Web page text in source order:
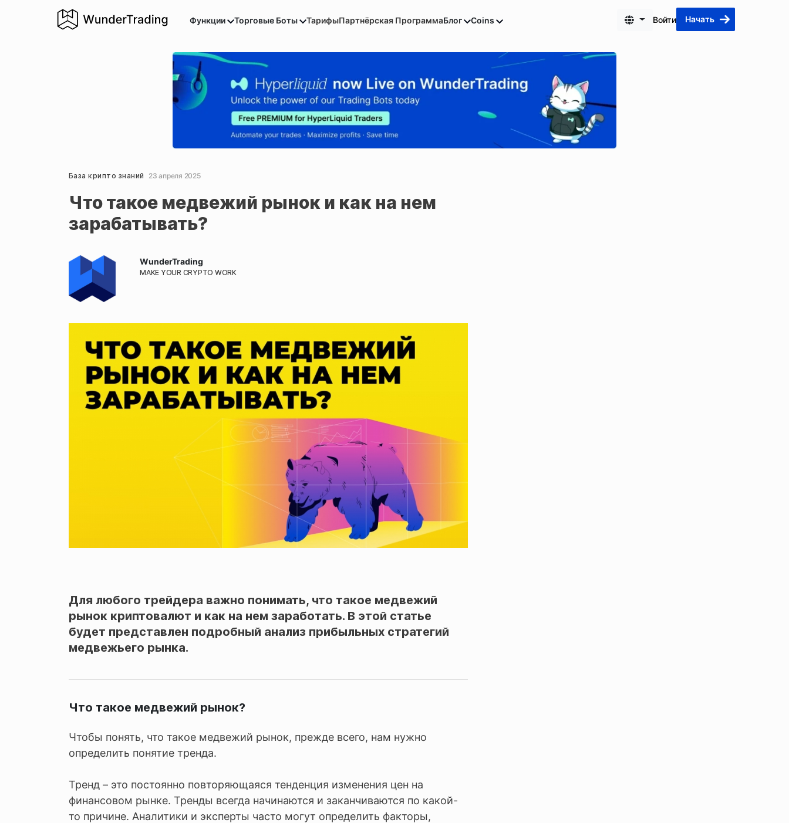
Функции Торговые Боты ТарифыПартнёрская ПрограммаБлог Coins Войти Начать
База крипто знаний 23 апреля 2025
Что такое медвежий рынок и как на нем
зарабатывать?
WunderTrading
MAKE YOUR CRYPTO WORK
Для любого трейдера важно понимать, что такое медвежий
рынок криптовалют и как на нем заработать. В этой статье
будет представлен подробный анализ прибыльных стратегий
медвежьего рынка.
Что такое медвежий рынок?
Чтобы понять, что такое медвежий рынок, прежде всего, нам нужно
определить понятие тренда.
Тренд – это постоянно повторяющаяся тенденция изменения цен на
финансовом рынке. Тренды всегда начинаются и заканчиваются по какой-
то причине. Аналитики и эксперты часто могут определить факторы,